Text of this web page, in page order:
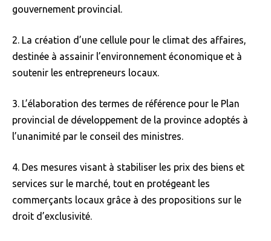
gouvernement provincial.
2. La création d’une cellule pour le climat des affaires,
destinée à assainir l’environnement économique et à
soutenir les entrepreneurs locaux.
3. L’élaboration des termes de référence pour le Plan
provincial de développement de la province adoptés à
l’unanimité par le conseil des ministres.
4. Des mesures visant à stabiliser les prix des biens et
services sur le marché, tout en protégeant les
commerçants locaux grâce à des propositions sur le
droit d’exclusivité.